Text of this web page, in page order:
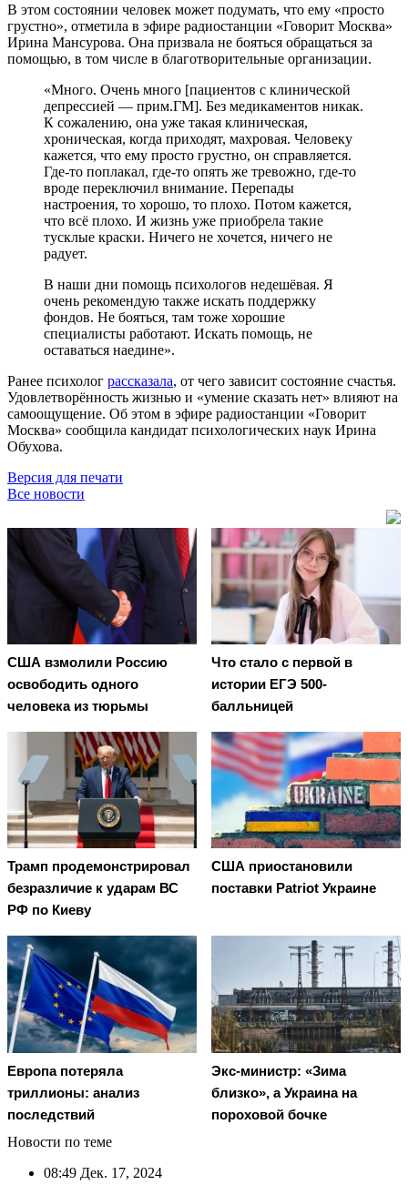
В этом состоянии человек может подумать, что ему «просто
грустно», отметила в эфире радиостанции «Говорит Москва»
Ирина Мансурова. Она призвала не бояться обращаться за
помощью, в том числе в благотворительные организации.
«Много. Очень много [пациентов с клинической
депрессией — прим.ГМ]. Без медикаментов никак.
К сожалению, она уже такая клиническая,
хроническая, когда приходят, махровая. Человеку
кажется, что ему просто грустно, он справляется.
Где-то поплакал, где-то опять же тревожно, где-то
вроде переключил внимание. Перепады
настроения, то хорошо, то плохо. Потом кажется,
что всё плохо. И жизнь уже приобрела такие
тусклые краски. Ничего не хочется, ничего не
радует.
В наши дни помощь психологов недешёвая. Я
очень рекомендую также искать поддержку
фондов. Не бояться, там тоже хорошие
специалисты работают. Искать помощь, не
оставаться наедине».
Ранее психолог рассказала, от чего зависит состояние счастья.
Удовлетворённость жизнью и «умение сказать нет» влияют на
самоощущение. Об этом в эфире радиостанции «Говорит
Москва» сообщила кандидат психологических наук Ирина
Обухова.
Версия для печати
Все новости
США взмолили Россию
освободить одного
человека из тюрьмы
Что стало с первой в
истории ЕГЭ 500-
балльницей
Трамп продемонстрировал
безразличие к ударам ВС
РФ по Киеву
США приостановили
поставки Patriot Украине
Европа потеряла
триллионы: анализ
последствий
Экс-министр: «Зима
близко», а Украина на
пороховой бочке
Новости по теме
08:49 Дек. 17, 2024